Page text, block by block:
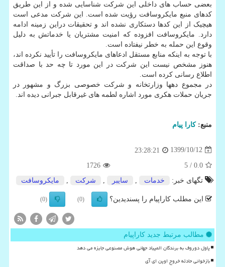
بعضی حساب های داخلی این شرکت شناسایی شده و از این طریق
کدهای منبع مایکروسافت رؤیت شده است. این شرکت مدعی است
هیچیک از این کدها دستکاری نشده اند و تحقیقات دراین زمینه ادامه
دارد. مایکروسافت افزوده که امنیت مشتریان یا خدماتش به دلیل
وقوع این حمله به خطر نیفتاده است.
با توجه به اینکه منابع مستقل ادعاهای مایکروسافت را تأیید نکرده اند،
هنوز مشخص نیست این شرکت در این مورد تا چه حد با صداقت
اطلاع رسانی کرده است.
در مجموع دهها وزارتخانه و شرکت خصوصی بزرگ و مشهور در
جریان حملات هکری مورد اشاره لطمه های غیرقابل جبرانی دیده اند.
منبع:كارا پیام
1399/10/12
23:28:21
0.0
/ 5
1726
تگهای خبر:
خدمات سایبر شركت مایكروسافت
این مطلب کاراپیام را پسندیدین؟ (0)
(0)
مطالب مرتبط جدید کاراپیام
پاول دوروف به برندگان المپیاد جهانی هوش مصنوعی جایزه می دهد
بازخوانی حادثه خروج اوپن ای آی